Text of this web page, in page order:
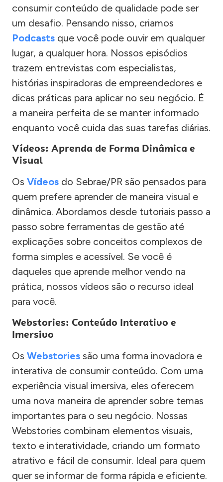
consumir conteúdo de qualidade pode ser
um desafio. Pensando nisso, criamos
Podcasts que você pode ouvir em qualquer
lugar, a qualquer hora. Nossos episódios
trazem entrevistas com especialistas,
histórias inspiradoras de empreendedores e
dicas práticas para aplicar no seu negócio. É
a maneira perfeita de se manter informado
enquanto você cuida das suas tarefas diárias.
Vídeos: Aprenda de Forma Dinâmica e
Visual
Os Vídeos do Sebrae/PR são pensados para
quem prefere aprender de maneira visual e
dinâmica. Abordamos desde tutoriais passo a
passo sobre ferramentas de gestão até
explicações sobre conceitos complexos de
forma simples e acessível. Se você é
daqueles que aprende melhor vendo na
prática, nossos vídeos são o recurso ideal
para você.
Webstories: Conteúdo Interativo e
Imersivo
Os Webstories são uma forma inovadora e
interativa de consumir conteúdo. Com uma
experiência visual imersiva, eles oferecem
uma nova maneira de aprender sobre temas
importantes para o seu negócio. Nossas
Webstories combinam elementos visuais,
texto e interatividade, criando um formato
atrativo e fácil de consumir. Ideal para quem
quer se informar de forma rápida e eficiente.